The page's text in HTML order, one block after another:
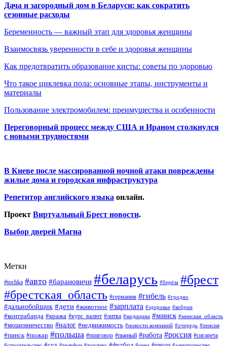
Дача и загородный дом в Беларуси: как сократить
сезонные расходы
Беременность — важный этап для здоровья женщины
Взаимосвязь уверенности в себе и здоровья женщины
Как предотвратить образование кисты: советы по здоровью
Что такое циклевка пола: основные этапы, инструменты и
материалы
Пользование электромобилем: преимущества и особенности
Переговорный процесс между США и Ираном столкнулся
с новыми трудностями
В Киеве после массированной ночной атаки повреждены
жилые дома и городская инфраструктура
Репетитор английского языка онлайн.
Проект Виртуальный Брест новости.
Выбор дверей Магна
Метки
#tochka #авто #барановичи #беларусь #берёза #брест
#брестская_область #германия #гибель #гродно
#дальнобойщик #дети #животное #зарплата #здоровье #кобрин
#контрабанда #кража #курс_валют #литва #медицина #минск #минская_область
#мошенничество #налог #недвижимость #новости компаний #очередь #пенсия
#пинск #пожар #польша #приговор #пьяный #работа #россия #сигарета